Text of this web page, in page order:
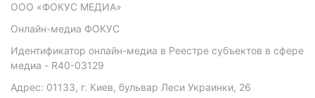
ООО «ФОКУС МЕДИА»
Онлайн-медиа ФОКУС
Идентификатор онлайн-медиа в Реестре субъектов в сфере
медиа - R40-03129
Адрес: 01133, г. Киев, бульвар Леси Украинки, 26